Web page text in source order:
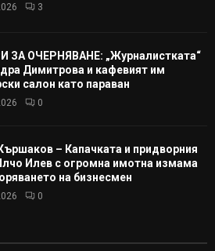
3
ЗА ОЧЕРНЯВАНЕ: „Журналистката“
Димитрова и кафевият им
салон като параван
0
– Капачката и придворния
Илев с огромна имотна измама
на бизнесмен
0